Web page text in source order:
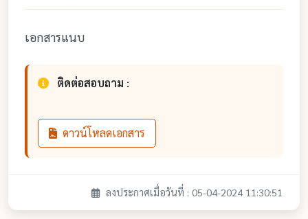
เอกสารแนบ
ติดต่อสอบถาม :
ดาวน์โหลดเอกสาร
ลงประกาศเมื่อวันที่ : 05-04-2024 11:30:51